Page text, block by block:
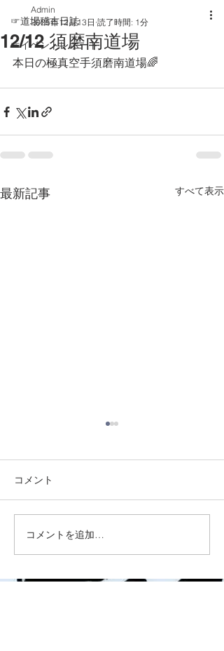
☞道場稽古日誌
☞イベントレポート
12/12 須磨南道場
Admin
2025年12月13日 読了時間: 1分
本日の極真空手須磨南道場🌈
最新記事 すべて表示
コメント
コメントを追加…